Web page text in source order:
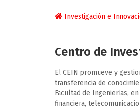
Investigación e
Centro de
El CEIN promueve y
transferencia de
Facultad de Ingenierías,
financiera,